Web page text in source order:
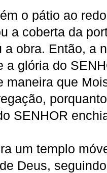
o pátio ao
a coberta da
a obra. Então, a
a glória do
maneira que
SENHOR
um templo
Deus,